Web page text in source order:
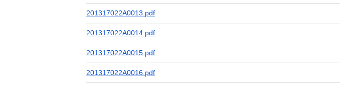
201317022A0013.pdf
201317022A0014.pdf
201317022A0015.pdf
201317022A0016.pdf